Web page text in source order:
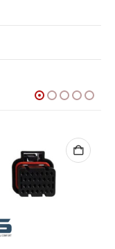
-9%